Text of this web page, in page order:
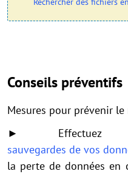
Conseils préventifs
Mesures pour prévenir
► Effectuez
sauvegardes de vos
la perte de données en